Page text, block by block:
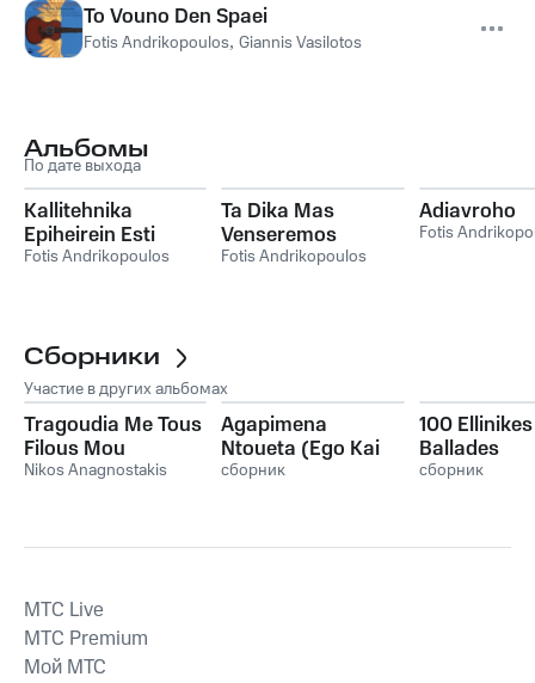
To Vouno Den Spaei
Fotis Andrikopoulos, Giannis Vasilotos
Альбомы
По дате выхода
Kallitehnika
Epiheirein Esti
Filosofein
Fotis Andrikopoulos
Ta Dika Mas
Venseremos
Fotis Andrikopoulos
Adiavroho
Fotis
Сборники
Участие в других альбомах
Tragoudia Me Tous
Filous Mou
Nikos Anagnostakis
Agapimena
Ntoueta (Ego Kai
Sy Mazi)
сборник
100 Ellinikes
Ballades
сборник
MTС Live
MTС Premium
Мой МТС